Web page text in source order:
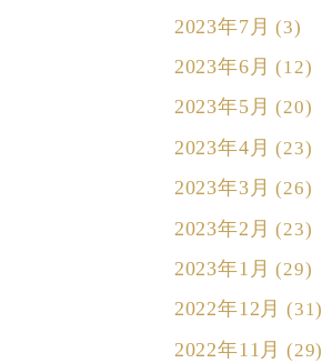
2023年7月 (3)
2023年6月 (12)
2023年5月 (20)
2023年4月 (23)
2023年3月 (26)
2023年2月 (23)
2023年1月 (29)
2022年12月 (31)
2022年11月 (29)